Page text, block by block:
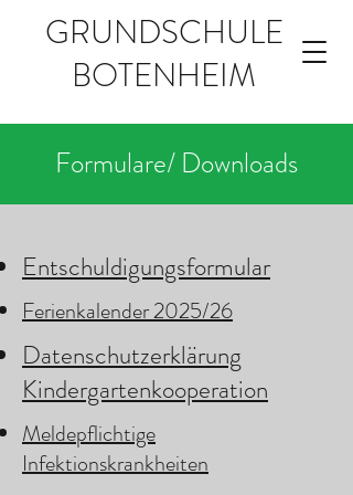
GRUNDSCHULE
BOTENHEIM
Formulare/ Downloads
Entschuldigungsformular
Ferienkalender 2025/26
Datenschutzerklärung
Kindergartenkooperation
Meldepflichtige
Infektionskrankheiten